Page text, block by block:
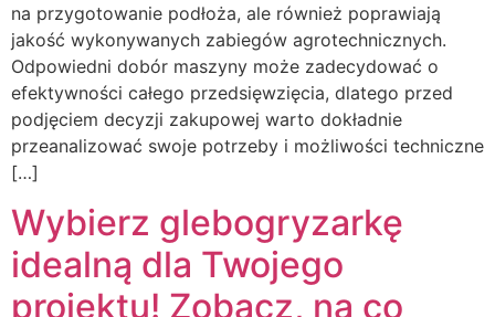
na przygotowanie podłoża, ale również poprawiają
jakość wykonywanych zabiegów agrotechnicznych.
Odpowiedni dobór maszyny może zadecydować o
efektywności całego przedsięwzięcia, dlatego przed
podjęciem decyzji zakupowej warto dokładnie
przeanalizować swoje potrzeby i możliwości techniczne
[…]
Wybierz glebogryzarkę
idealną dla Twojego
projektu! Zobacz, na co